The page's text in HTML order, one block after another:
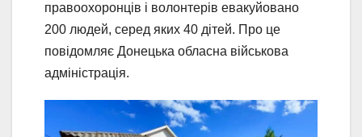
правоохоронців і волонтерів евакуйовано
200 людей, серед яких 40 дітей. Про це
повідомляє Донецька обласна військова
адміністрація.